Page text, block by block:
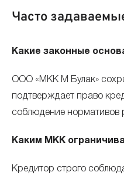
Часто
Какие законные
ООО «МКК М Булак»
подтверждает право
соблюдение нормативов
Каким МКК
Кредитор строго